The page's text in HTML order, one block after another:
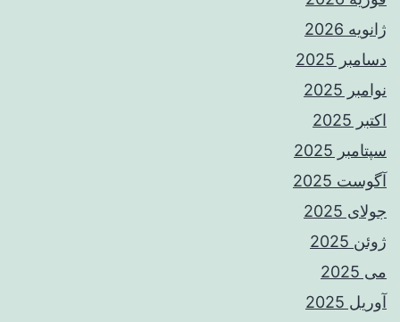
ژانویه 2026
دسامبر 2025
نوامبر 2025
اکتبر 2025
سپتامبر 2025
آگوست 2025
جولای 2025
ژوئن 2025
می 2025
آوریل 2025